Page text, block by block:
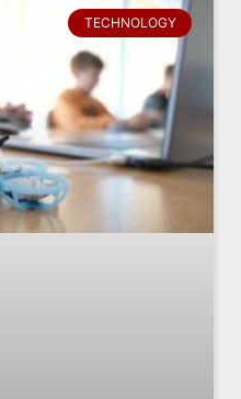
TECHNOLOGY